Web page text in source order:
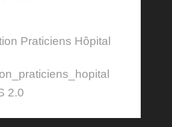
Praticiens Hôpital
2.0